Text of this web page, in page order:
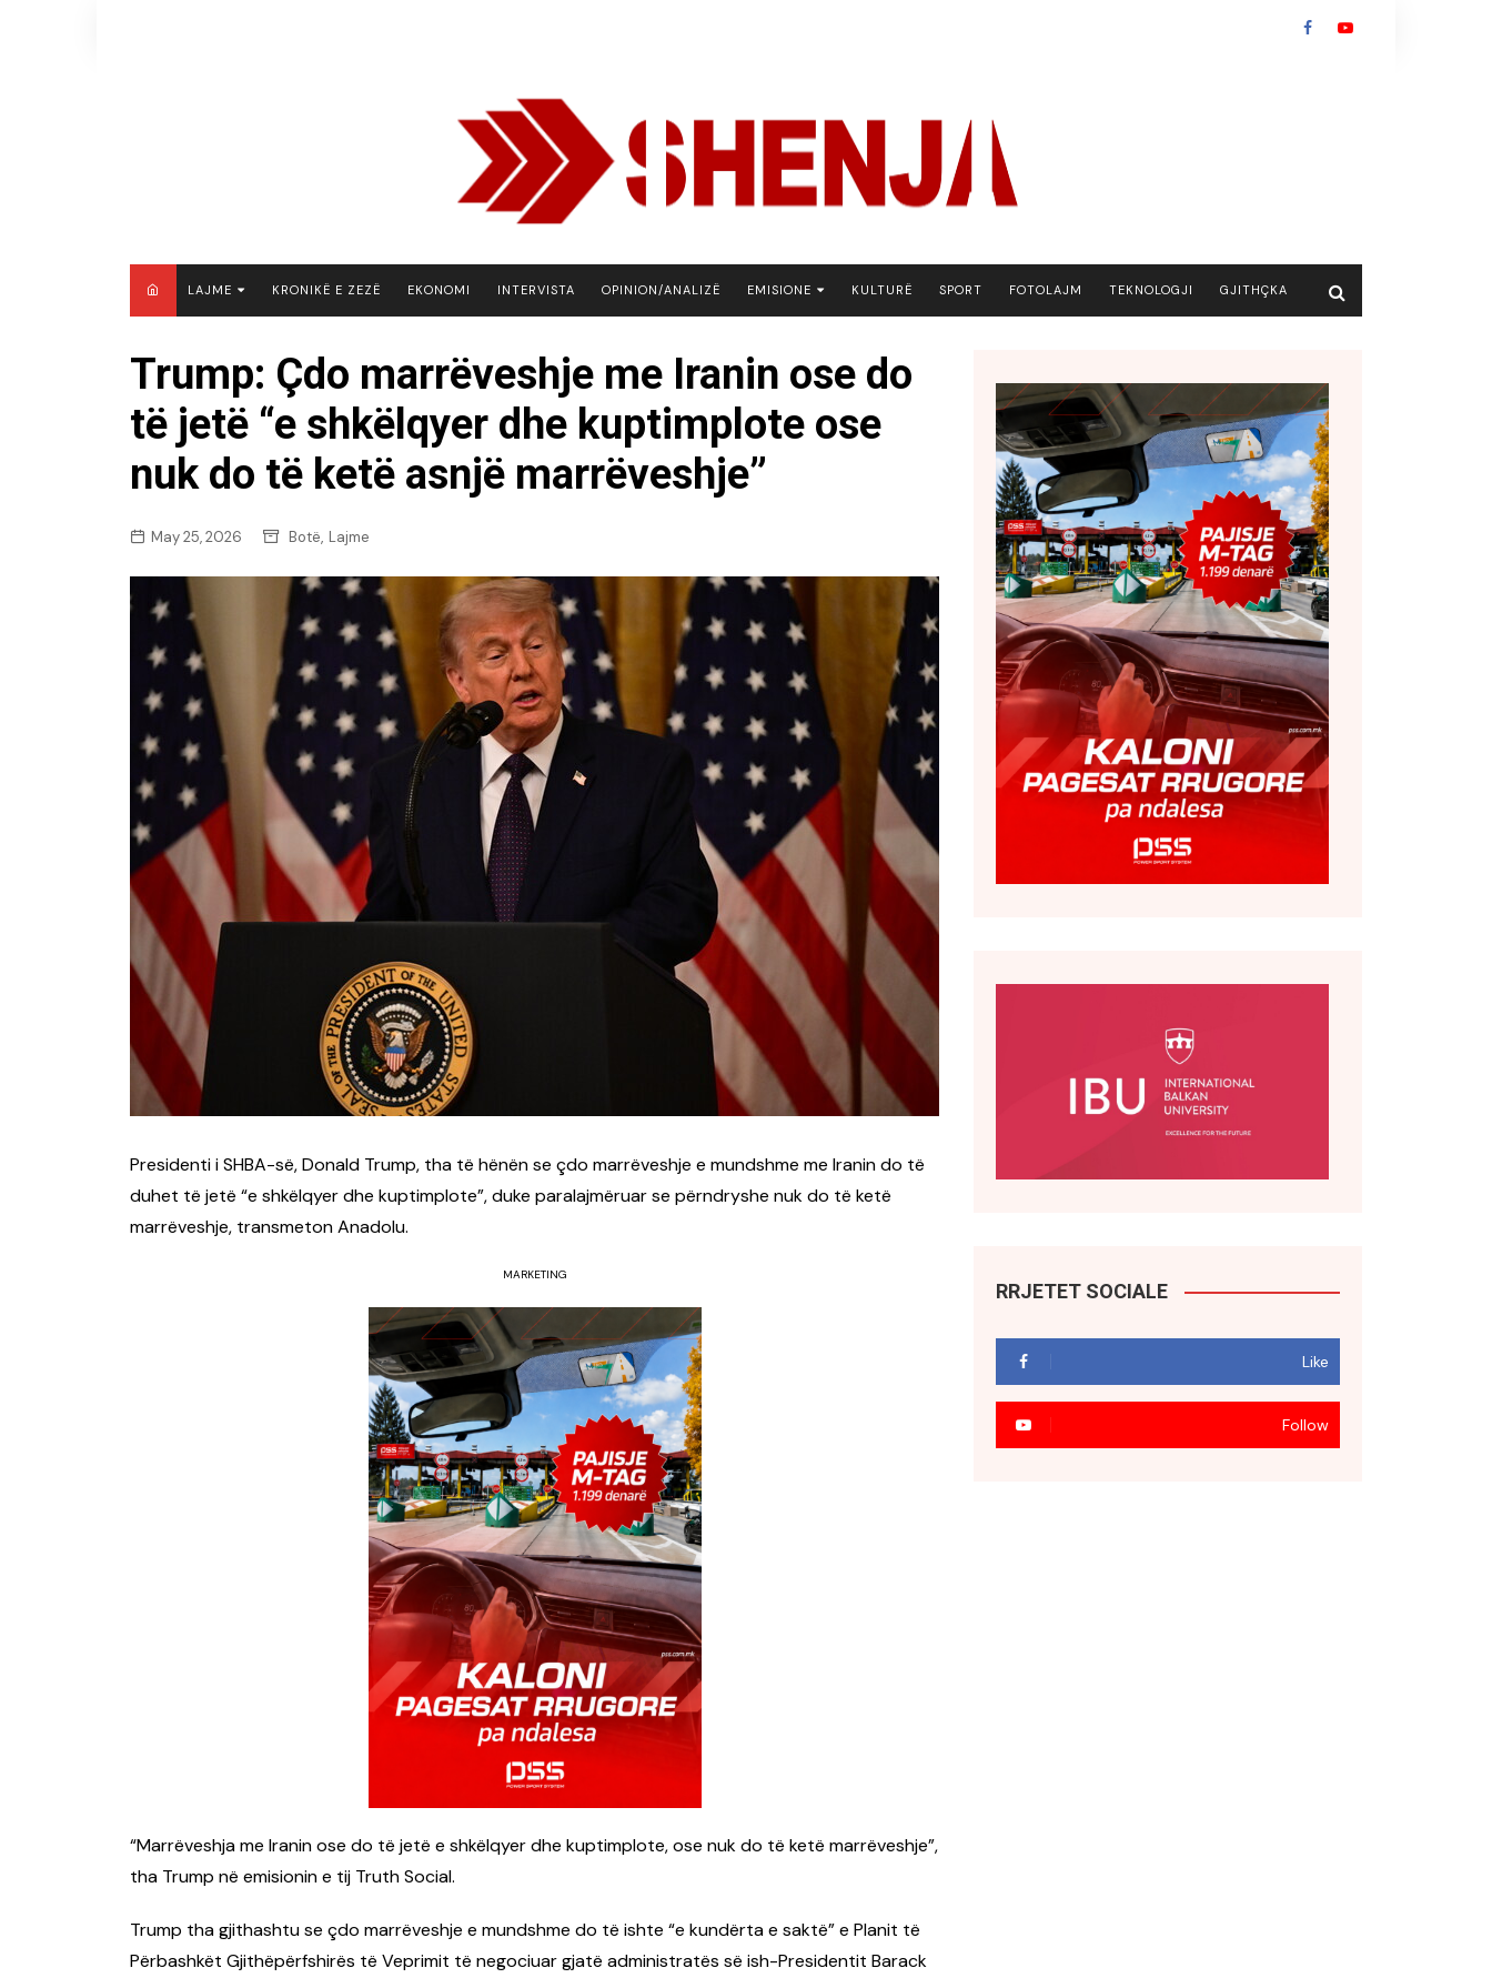
LAJME
KOSOVË
SHQIPËRI
BOTË
KRONIKË E ZEZË EKONOMI INTERVISTA OPINION/ANALIZË EMISIONE
BOTA NE FOKUS
EKONOMIKS
INTERVISTA EMISION
KONAKU
LIGJERATE FETARE
PARADITE ME NE
PIKËPAMJE
RECETA E DITES
RELAKS
RETRO JAVORE
KULTURË SPORT FOTOLAJM TEKNOLOGJI GJITHÇKA
Trump: Çdo marrëveshje me Iranin ose do
të jetë “e shkëlqyer dhe kuptimplote ose
nuk do të ketë asnjë marrëveshje”
May 25, 2026 Botë, Lajme
Presidenti i SHBA-së, Donald Trump, tha të hënën se çdo marrëveshje e mundshme me Iranin do të
duhet të jetë “e shkëlqyer dhe kuptimplote”, duke paralajmëruar se përndryshe nuk do të ketë
marrëveshje, transmeton Anadolu.
MARKETING
“Marrëveshja me Iranin ose do të jetë e shkëlqyer dhe kuptimplote, ose nuk do të ketë marrëveshje”,
tha Trump në emisionin e tij Truth Social.
Trump tha gjithashtu se çdo marrëveshje e mundshme do të ishte “e kundërta e saktë” e Planit të
Përbashkët Gjithëpërfshirës të Veprimit të negociuar gjatë administratës së ish-Presidentit Barack
RRJETET SOCIALE
Like
Follow